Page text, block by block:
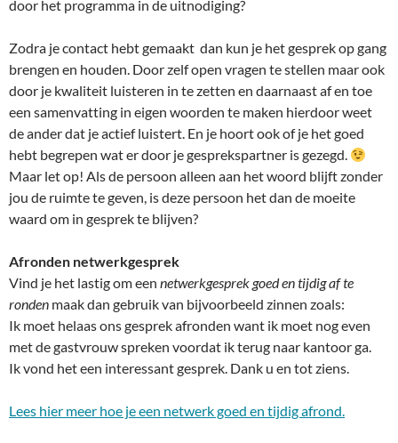
door het programma in de uitnodiging?
Zodra je contact hebt gemaakt dan kun je het gesprek op gang
brengen en houden. Door zelf open vragen te stellen maar ook
door je kwaliteit luisteren in te zetten en daarnaast af en toe
een samenvatting in eigen woorden te maken hierdoor weet
de ander dat je actief luistert. En je hoort ook of je het goed
hebt begrepen wat er door je gesprekspartner is gezegd.
Maar let op! Als de persoon alleen aan het woord blijft zonder
jou de ruimte te geven, is deze persoon het dan de moeite
waard om in gesprek te blijven?
Afronden netwerkgesprek
Vind je het lastig om een netwerkgesprek goed en tijdig af te
ronden maak dan gebruik van bijvoorbeeld zinnen zoals:
Ik moet helaas ons gesprek afronden want ik moet nog even
met de gastvrouw spreken voordat ik terug naar kantoor ga.
Ik vond het een interessant gesprek. Dank u en tot ziens.
Lees hier meer hoe je een netwerk goed en tijdig afrond.